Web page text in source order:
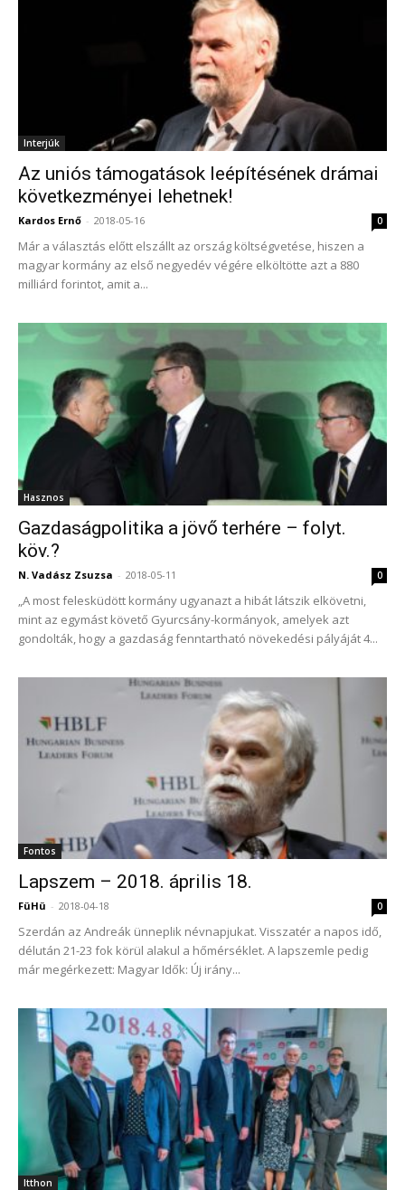
Interjúk
Az uniós támogatások leépítésének drámai
következményei lehetnek!
Kardos Ernő - 2018-05-16 0
Már a választás előtt elszállt az ország költségvetése, hiszen a
magyar kormány az első negyedév végére elköltötte azt a 880
milliárd forintot, amit a...
Hasznos
Gazdaságpolitika a jövő terhére – folyt.
köv.?
N. Vadász Zsuzsa - 2018-05-11 0
„A most felesküdött kormány ugyanazt a hibát látszik elkövetni,
mint az egymást követő Gyurcsány-kormányok, amelyek azt
gondolták, hogy a gazdaság fenntartható növekedési pályáját 4...
Fontos
Lapszem – 2018. április 18.
FüHü - 2018-04-18 0
Szerdán az Andreák ünneplik névnapjukat. Visszatér a napos idő,
délután 21-23 fok körül alakul a hőmérséklet. A lapszemle pedig
már megérkezett: Magyar Idők: Új irány...
Itthon